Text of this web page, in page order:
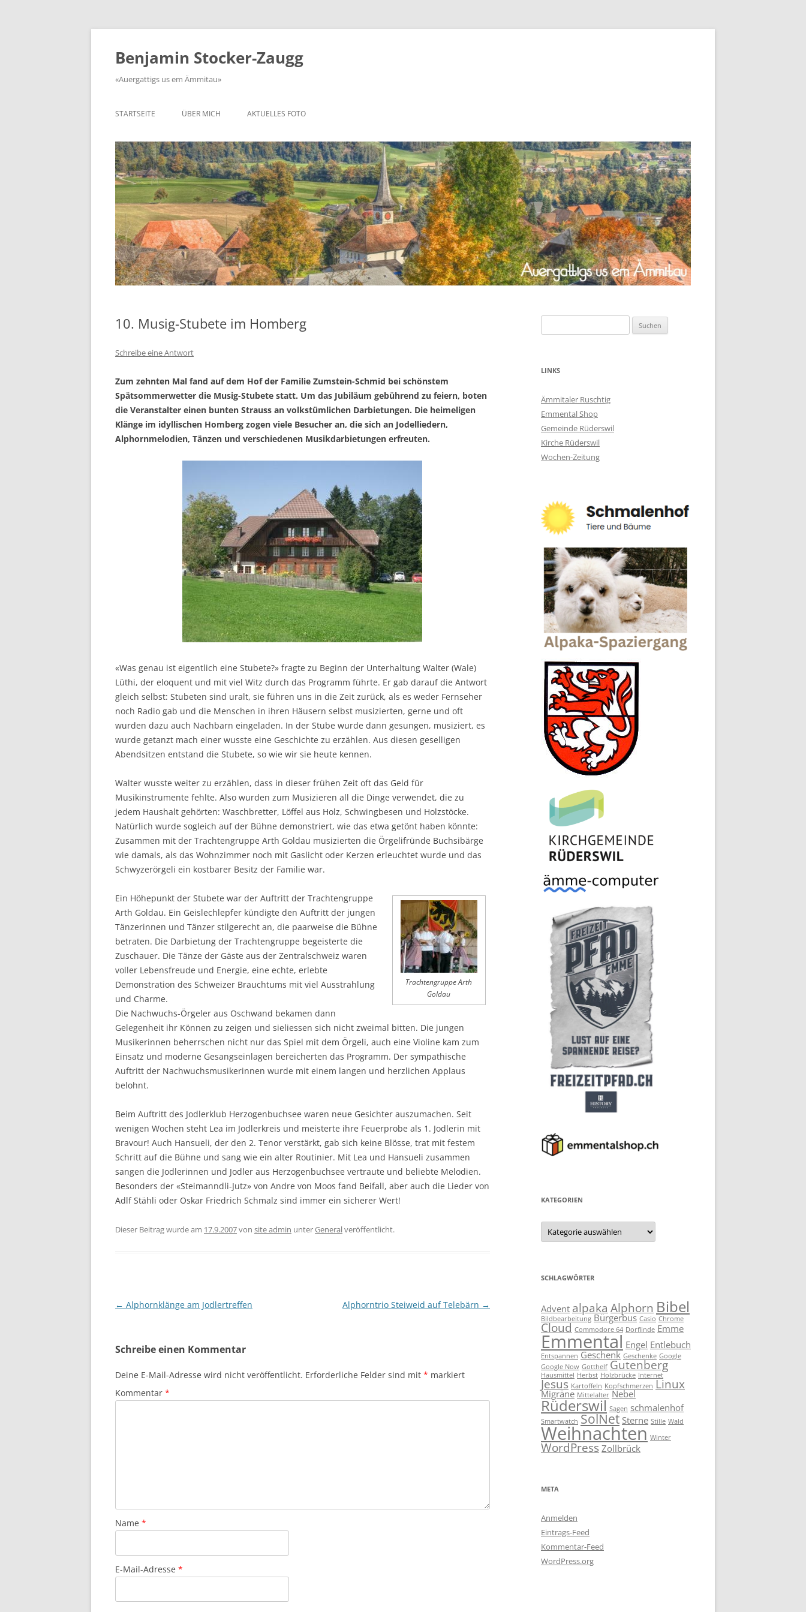
Zum
springen
Benjamin Stocker-Zaugg
«Auergattigs us em Ämmitau»
STARTSEITE ÜBER MICH AKTUELLES FOTO
10. Musig-Stubete im Homberg
Schreibe eine Antwort
Zum zehnten Mal fand auf dem Hof der Familie Zumstein-Schmid bei schönstem
Spätsommerwetter die Musig-Stubete statt. Um das Jubiläum gebührend zu feiern, boten
die Veranstalter einen bunten Strauss an volkstümlichen Darbietungen. Die heimeligen
Klänge im idyllischen Homberg zogen viele Besucher an, die sich an Jodelliedern,
Alphornmelodien, Tänzen und verschiedenen Musikdarbietungen erfreuten.
«Was genau ist eigentlich eine Stubete?» fragte zu Beginn der Unterhaltung Walter (Wale)
Lüthi, der eloquent und mit viel Witz durch das Programm führte. Er gab darauf die Antwort
gleich selbst: Stubeten sind uralt, sie führen uns in die Zeit zurück, als es weder Fernseher
noch Radio gab und die Menschen in ihren Häusern selbst musizierten, gerne und oft
wurden dazu auch Nachbarn eingeladen. In der Stube wurde dann gesungen, musiziert, es
wurde getanzt mach einer wusste eine Geschichte zu erzählen. Aus diesen geselligen
Abendsitzen entstand die Stubete, so wie wir sie heute kennen.
Walter wusste weiter zu erzählen, dass in dieser frühen Zeit oft das Geld für
Musikinstrumente fehlte. Also wurden zum Musizieren all die Dinge verwendet, die zu
jedem Haushalt gehörten: Waschbretter, Löffel aus Holz, Schwingbesen und Holzstöcke.
Natürlich wurde sogleich auf der Bühne demonstriert, wie das etwa getönt haben könnte:
Zusammen mit der Trachtengruppe Arth Goldau musizierten die Örgelifründe Buchsibärge
wie damals, als das Wohnzimmer noch mit Gaslicht oder Kerzen erleuchtet wurde und das
Schwyzerörgeli ein kostbarer Besitz der Familie war.
Trachtengruppe Arth
Goldau
Ein Höhepunkt der Stubete war der Auftritt der Trachtengruppe
Arth Goldau. Ein Geislechlepfer kündigte den Auftritt der jungen
Tänzerinnen und Tänzer stilgerecht an, die paarweise die Bühne
betraten. Die Darbietung der Trachtengruppe begeisterte die
Zuschauer. Die Tänze der Gäste aus der Zentralschweiz waren
voller Lebensfreude und Energie, eine echte, erlebte
Demonstration des Schweizer Brauchtums mit viel Ausstrahlung
und Charme.
Die Nachwuchs-Örgeler aus Oschwand bekamen dann
Gelegenheit ihr Können zu zeigen und sieliessen sich nicht zweimal bitten. Die jungen
Musikerinnen beherrschen nicht nur das Spiel mit dem Örgeli, auch eine Violine kam zum
Einsatz und moderne Gesangseinlagen bereicherten das Programm. Der sympathische
Auftritt der Nachwuchsmusikerinnen wurde mit einem langen und herzlichen Applaus
belohnt.
Beim Auftritt des Jodlerklub Herzogenbuchsee waren neue Gesichter auszumachen. Seit
wenigen Wochen steht Lea im Jodlerkreis und meisterte ihre Feuerprobe als 1. Jodlerin mit
Bravour! Auch Hansueli, der den 2. Tenor verstärkt, gab sich keine Blösse, trat mit festem
Schritt auf die Bühne und sang wie ein alter Routinier. Mit Lea und Hansueli zusammen
sangen die Jodlerinnen und Jodler aus Herzogenbuchsee vertraute und beliebte Melodien.
Besonders der «Steimanndli-Jutz» von Andre von Moos fand Beifall, aber auch die Lieder von
Adlf Stähli oder Oskar Friedrich Schmalz sind immer ein sicherer Wert!
Dieser Beitrag wurde am 17.9.2007von site admin unterGeneralveröffentlicht.
Beitragsnavigation
← Alphornklänge am Jodlertreffen Alphorntrio Steiweid auf Telebärn →
Schreibe einen Kommentar
Deine E-Mail-Adresse wird nicht veröffentlicht. Erforderliche Felder sind mit * markiert
Kommentar *
Name *
E-Mail-Adresse *
nach:
LINKS
Ämmitaler Ruschtig
Emmental Shop
Gemeinde Rüderswil
Kirche Rüderswil
Wochen-Zeitung
KATEGORIEN
Kategorien
SCHLAGWÖRTER
Advent alpaka Alphorn Bibel
Bildbearbeitung Bürgerbus Casio Chrome
Cloud Commodore 64 Dorflinde Emme
Emmental Engel Entlebuch
Entspannen Geschenk Geschenke Google
Google Now Gotthelf Gutenberg
Hausmittel Herbst Holzbrücke Internet
Jesus Kartoffeln Kopfschmerzen Linux
Migräne Mittelalter Nebel
Rüderswil Sagen schmalenhof
Smartwatch SolNet Sterne Stille Wald
Weihnachten Winter
WordPress Zollbrück
META
Anmelden
Eintrags-Feed
Kommentar-Feed
WordPress.org